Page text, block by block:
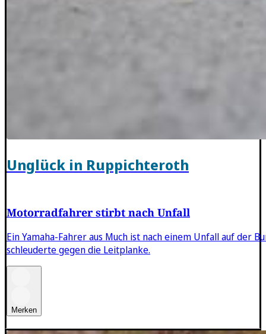
Unglück in Ruppichteroth
Motorradfahrer stirbt nach Unfall
Ein Yamaha-Fahrer aus Much ist nach einem Unfall auf der
schleuderte gegen die Leitplanke.
Merken